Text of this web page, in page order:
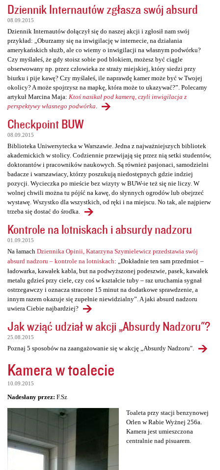
Dziennik Internautów zgłasza swój absurd
08.09.2015
Dziennik Internautów dołączył się do naszej akcji i zgłosił nam swój
przykład: „Oburzamy się na inwigilację w internecie, na działania
amerykańskich służb, ale co wiemy o inwigilacji na własnym podwórku?
Czy myślałeś, że gdy stoisz sobie pod blokiem, możesz być ciągle
obserwowany np. przez człowieka ze straży miejskiej, który siedzi przy
biurku i pije kawę? Czy myślałeś, ile naprawdę kamer może być w Twojej
okolicy? A może spojrzysz na mapkę, która może to ukazywać?”. Polecamy
artykuł Marcina Maja: Ktoś nasikał pod kamerą, czyli inwigilacja z
perspektywy własnego podwórka
Checkpoint BUW
08.09.2015
Biblioteka Uniwersytecka w Warszawie. Jedna z najważniejszych bibliotek
akademickich w stolicy. Codziennie przewijają się przez nią setki studentów,
doktorantów i pracowników naukowych. Są również pasjonaci, samodzielni
badacze i warszawiacy, którzy poszukują niedostępnych gdzie indziej
pozycji. Wycieczka po mieście bez wizyty w BUW-ie też się nie liczy. W
wolnej chwili można tu pójść na kawę, do słynnych ogrodów lub obejrzeć
wystawę. Wszystko dla wszystkich, od ręki i na miejscu. No tak, ale najpierw
trzeba się dostać do środka.
Kontrole na lotniskach i absurdy nadzoru
01.09.2015
Na łamach Dziennika Opinii, Katarzyna Szymielewicz przedstawia swój
absurd nadzoru – kontrole na lotniskach: „Dokładnie ten sam przedmiot –
ładowarka, kawałek kabla, but na podwyższonej podeszwie, pasek, kawałek
metalu gdzieś przy ciele, czy coś w kształcie tuby – raz uruchamia sygnał
ostrzegawczy i oznacza stracone 15 minut na dodatkowe sprawdzenie, a
innym razem okazuje się zupełnie niewidzialny”. A jaki absurd nadzoru
uwiera Ciebie najbardziej?
Jak wziąć udział w akcji „Absurdy Nadzoru"?
25.08.2015
Poznaj 5 sposobów na zaangażowanie się w akcję „Absurdy Nadzoru".
Kamera w toalecie
10.09.2015
Nadesłany przez: F.Sz
Toaleta przy stacji benzynowej
Orlen w Rabie Wyżnej 256a.
Kamera jest umieszczona
centralnie nad pisuarem.